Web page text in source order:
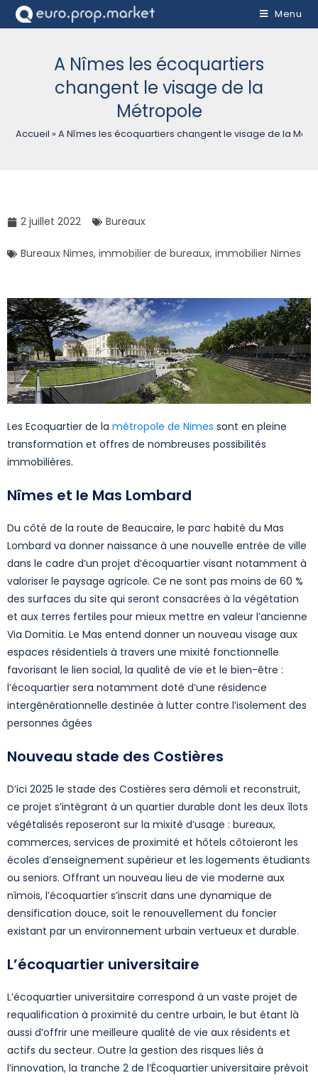
Menu
A Nîmes les écoquartiers
changent le visage de la
Métropole
Accueil »A Nîmes les écoquartiers changent le visage de la
2 juillet 2022 Bureaux
Bureaux Nimes, immobilier de bureaux, immobilier Nimes
Les Ecoquartier de la métropole de Nimes sont en pleine
transformation et offres de nombreuses possibilités
immobilières.
Nîmes et le Mas Lombard
Du côté de la route de Beaucaire, le parc habité du Mas
Lombard va donner naissance à une nouvelle entrée de ville
dans le cadre d’un projet d’écoquartier visant notamment à
valoriser le paysage agricole. Ce ne sont pas moins de 60 %
des surfaces du site qui seront consacrées à la végétation
et aux terres fertiles pour mieux mettre en valeur l’ancienne
Via Domitia. Le Mas entend donner un nouveau visage aux
espaces résidentiels à travers une mixité fonctionnelle
favorisant le lien social, la qualité de vie et le bien-être :
l’écoquartier sera notamment doté d’une résidence
intergénérationnelle destinée à lutter contre l’isolement des
personnes âgées
Nouveau stade des Costières
D’ici 2025 le stade des Costières sera démoli et reconstruit,
ce projet s’intégrant à un quartier durable dont les deux îlots
végétalisés reposeront sur la mixité d’usage : bureaux,
commerces, services de proximité et hôtels côtoieront les
écoles d’enseignement supérieur et les logements étudiants
ou seniors. Offrant un nouveau lieu de vie moderne aux
nîmois, l’écoquartier s’inscrit dans une dynamique de
densification douce, soit le renouvellement du foncier
existant par un environnement urbain vertueux et durable.
L’écoquartier universitaire
L’écoquartier universitaire correspond à un vaste projet de
requalification à proximité du centre urbain, le but étant là
aussi d’offrir une meilleure qualité de vie aux résidents et
actifs du secteur. Outre la gestion des risques liés à
l’innovation, la tranche 2 de l’Écoquartier universitaire prévoit